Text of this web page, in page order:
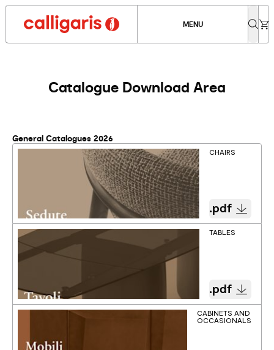
MENU
Catalogue Download Area
General Catalogues 2026
CHAIRS
.pdf
TABLES
.pdf
CABINETS AND
OCCASIONALS